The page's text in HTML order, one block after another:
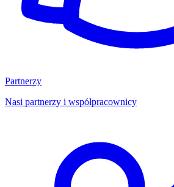
Partnerzy
Nasi partnerzy i współpracownicy